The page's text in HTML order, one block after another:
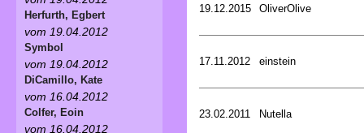
19.12.2015 OliverOlive
17.11.2012 einstein
23.02.2011 Nutella
Herfurth, Egbert
vom 19.04.2012
Symbol
vom 19.04.2012
DiCamillo, Kate
vom 16.04.2012
Colfer, Eoin
vom 16.04.2012